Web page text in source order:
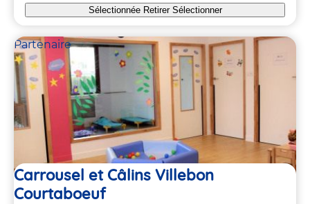
Sélectionnée Retirer Sélectionner
Partenaire
Carrousel et Câlins Villebon
Courtaboeuf